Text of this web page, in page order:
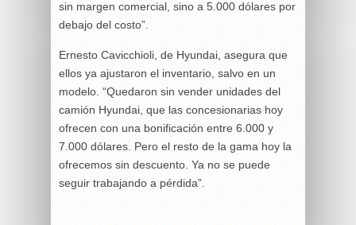
sin margen comercial, sino a 5.000 dólares por
debajo del costo”.
Ernesto Cavicchioli, de Hyundai, asegura que
ellos ya ajustaron el inventario, salvo en un
modelo. “Quedaron sin vender unidades del
camión Hyundai, que las concesionarias hoy
ofrecen con una bonificación entre 6.000 y
7.000 dólares. Pero el resto de la gama hoy la
ofrecemos sin descuento. Ya no se puede
seguir trabajando a pérdida”.